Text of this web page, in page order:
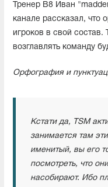
Тренер B8 Иван
канале рассказал, что
игроков в свой состав.
возглавлять команду
Орфография и
Кстати да, TSM
занимается там
именитый, вы его
посмотреть, что
насобирают. Ибо